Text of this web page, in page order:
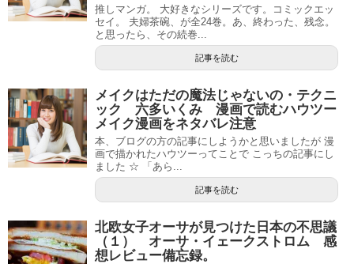
推しマンガ。 大好きなシリーズです。コミックエッ
セイ。 夫婦茶碗、が全24巻。あ、終わった、残念。
と思ったら、その続巻...
記事を読む
メイクはただの魔法じゃないの・テクニ
ック 六多いくみ 漫画で読むハウツー
メイク漫画をネタバレ注意
本、ブログの方の記事にしようかと思いましたが 漫
画で描かれたハウツーってことで こっちの記事にし
ました ☆ 「あら...
記事を読む
北欧女子オーサが見つけた日本の不思議
（１） オーサ・イェークストロム 感
想レビュー備忘録。